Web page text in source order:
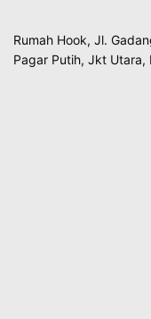
Rumah Hook, Jl.
Pagar Putih, Jkt Utara,